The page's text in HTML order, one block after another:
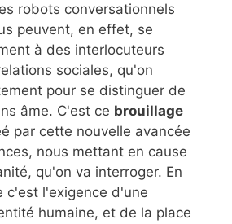
robots conversationnels
peuvent, en effet, se
à des interlocuteurs
sociales, qu'on
pour se distinguer de
âme. C'est ce brouillage
par cette nouvelle avancée
nous mettant en cause
qu'on va interroger. En
c'est l'exigence d'une
humaine, et de la place